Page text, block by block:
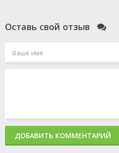
Оставь свой отзыв
ДОБАВИТЬ КОММЕНТАРИЙ